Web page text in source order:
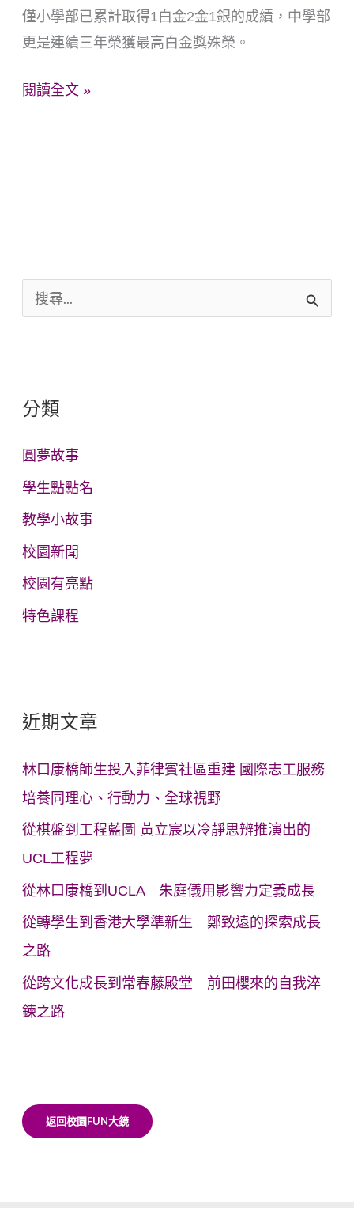
僅小學部已累計取得1白金2金1銀的成績，中學部
更是連續三年榮獲最高白金獎殊榮。
佳
績
閱讀全文 »
字
:
分類
圓夢故事
學生點點名
教學小故事
校園新聞
校園有亮點
特色課程
近期文章
林口康橋師生投入菲律賓社區重建 國際志工服務
培養同理心、行動力、全球視野
從棋盤到工程藍圖 黃立宸以冷靜思辨推演出的
UCL工程夢
從林口康橋到UCLA 朱庭儀用影響力定義成長
從轉學生到香港大學準新生 鄭致遠的探索成長
之路
從跨文化成長到常春藤殿堂 前田櫻來的自我淬
鍊之路
返回校園FUN大鏡